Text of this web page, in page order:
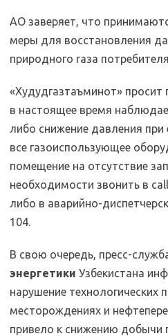
АО заверяет, что
меры для восстановления
природного газа
«Худудгазтаъминот» просит
в настоящее время
либо снижение давления
все газоиспользующее
помещение на отсутствие
необходимости звонить в
либо в аварийно-
104.
В свою очередь, пресс-
энергетики Узбекистана
нарушение технологических
месторождениях и
привело к снижению добычи